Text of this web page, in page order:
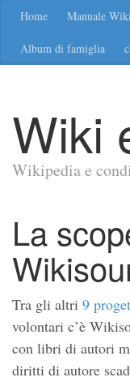
Home Manuale
Album di famiglia
Wiki
Wikipedia e
La
Tra gli altri 9
volontari c’è
con libri di autori
diritti di autore